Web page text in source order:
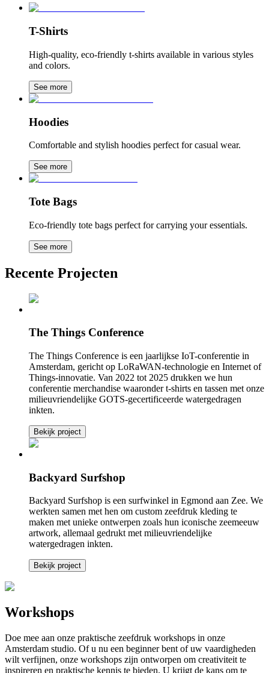
T-Shirts
High-quality, eco-friendly t-shirts available in various styles
and colors.
See more
Hoodies
Comfortable and stylish hoodies perfect for casual wear.
See more
Tote Bags
Eco-friendly tote bags perfect for carrying your essentials.
See more
Recente Projecten
The Things Conference
The Things Conference is een jaarlijkse IoT-conferentie in
Amsterdam, gericht op LoRaWAN-technologie en Internet of
Things-innovatie. Van 2022 tot 2025 drukken we hun
conferentie merchandise waaronder t-shirts en tassen met onze
milieuvriendelijke GOTS-gecertificeerde watergedragen
inkten.
Bekijk project
Backyard Surfshop
Backyard Surfshop is een surfwinkel in Egmond aan Zee. We
werkten samen met hen om custom zeefdruk kleding te
maken met unieke ontwerpen zoals hun iconische zeemeeuw
artwork, allemaal gedrukt met milieuvriendelijke
watergedragen inkten.
Bekijk project
Workshops
Doe mee aan onze praktische zeefdruk workshops in onze
Amsterdam studio. Of u nu een beginner bent of uw vaardigheden
wilt verfijnen, onze workshops zijn ontworpen om creativiteit te
inspireren en praktische kennis te bieden. U krijgt de kans om te